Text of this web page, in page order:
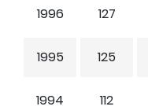
1996 127
1995 125
1994 112